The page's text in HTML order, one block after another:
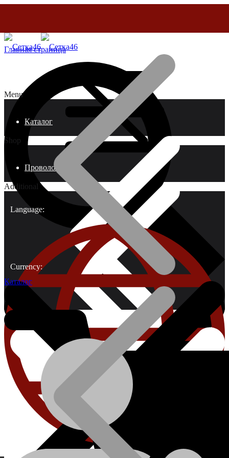
Menu
Каталог
О компании
Shop
Проволока
Проволока
Additional
Language:
Currency:
Главная страница
Каталог